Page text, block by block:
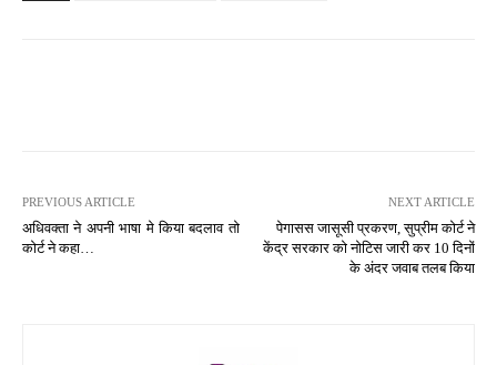
PREVIOUS ARTICLE
अधिवक्ता ने अपनी भाषा मे किया बदलाव तो
कोर्ट ने कहा…
NEXT ARTICLE
पेगासस जासूसी प्रकरण, सुप्रीम कोर्ट ने
केंद्र सरकार को नोटिस जारी कर 10 दिनों
के अंदर जवाब तलब किया